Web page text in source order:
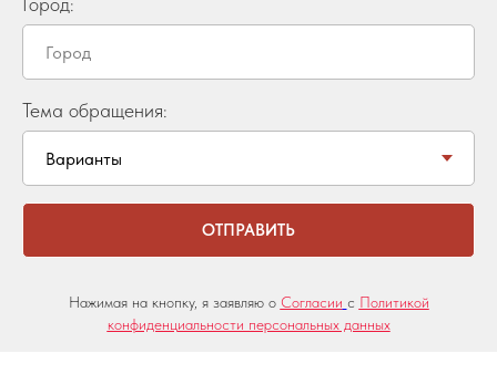
Тема обращения:
ОТПРАВИТЬ
Нажимая на кнопку, я заявляю о Согласии с Политикой
конфиденциальности персональных данных